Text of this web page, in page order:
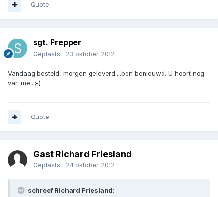
Quote
sgt. Prepper
Geplaatst: 23 oktober 2012
Vandaag besteld, morgen geleverd....ben benieuwd. U hoort nog
van me...;-)
Quote
Gast Richard Friesland
Geplaatst: 24 oktober 2012
schreef Richard Friesland: